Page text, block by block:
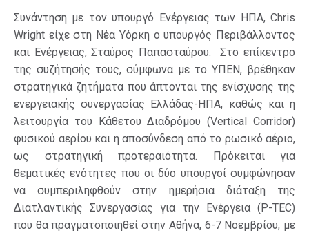
Συνάντηση με τον υπουργό Ενέργειας των ΗΠΑ, Chris
Wright είχε στη Νέα Υόρκη ο υπουργός Περιβάλλοντος
και Ενέργειας, Σταύρος Παπασταύρου. Στο επίκεντρο
της συζήτησής τους, σύμφωνα με το ΥΠΕΝ, βρέθηκαν
στρατηγικά ζητήματα που άπτονται της ενίσχυσης της
ενεργειακής συνεργασίας Ελλάδας-ΗΠΑ, καθώς και η
λειτουργία του Κάθετου Διαδρόμου (Vertical Corridor)
φυσικού αερίου και η αποσύνδεση από το ρωσικό αέριο,
ως στρατηγική προτεραιότητα. Πρόκειται για
θεματικές ενότητες που οι δύο υπουργοί συμφώνησαν
να συμπεριληφθούν στην ημερήσια διάταξη της
Διατλαντικής Συνεργασίας για την Ενέργεια (P-TEC)
που θα πραγματοποιηθεί στην Αθήνα, 6-7 Νοεμβρίου, με